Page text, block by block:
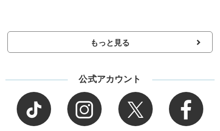
もっと見る
公式アカウント